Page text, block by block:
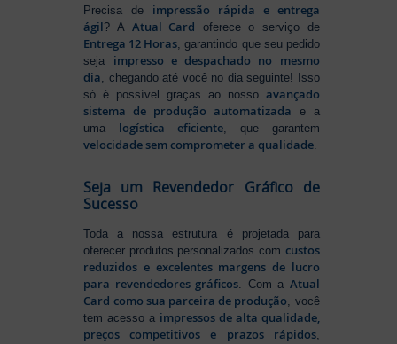
Precisa de impressão rápida e entrega
ágil? A Atual Card oferece o serviço de
Entrega 12 Horas , garantindo que seu pedido
seja impresso e despachado no mesmo
dia , chegando até você no dia seguinte! Isso
só é possível graças ao nosso avançado
sistema de produção automatizada e a
uma logística eficiente , que garantem
velocidade sem comprometer a qualidade
Seja um Revendedor Gráfico de
Sucesso
Toda a nossa estrutura é projetada para
oferecer produtos personalizados com custos
reduzidos e excelentes margens de lucro
para revendedores gráficos. Com a Atual
Card como sua parceira de produção, você
tem acesso a impressos de alta qualidade,
preços competitivos e prazos rápidos,